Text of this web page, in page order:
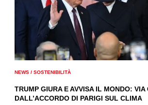
NEWS / SOSTENIBILITÀ
TRUMP GIURA E AVVISA IL MONDO: VIA
DALL’ACCORDO DI PARIGI SUL CLIMA